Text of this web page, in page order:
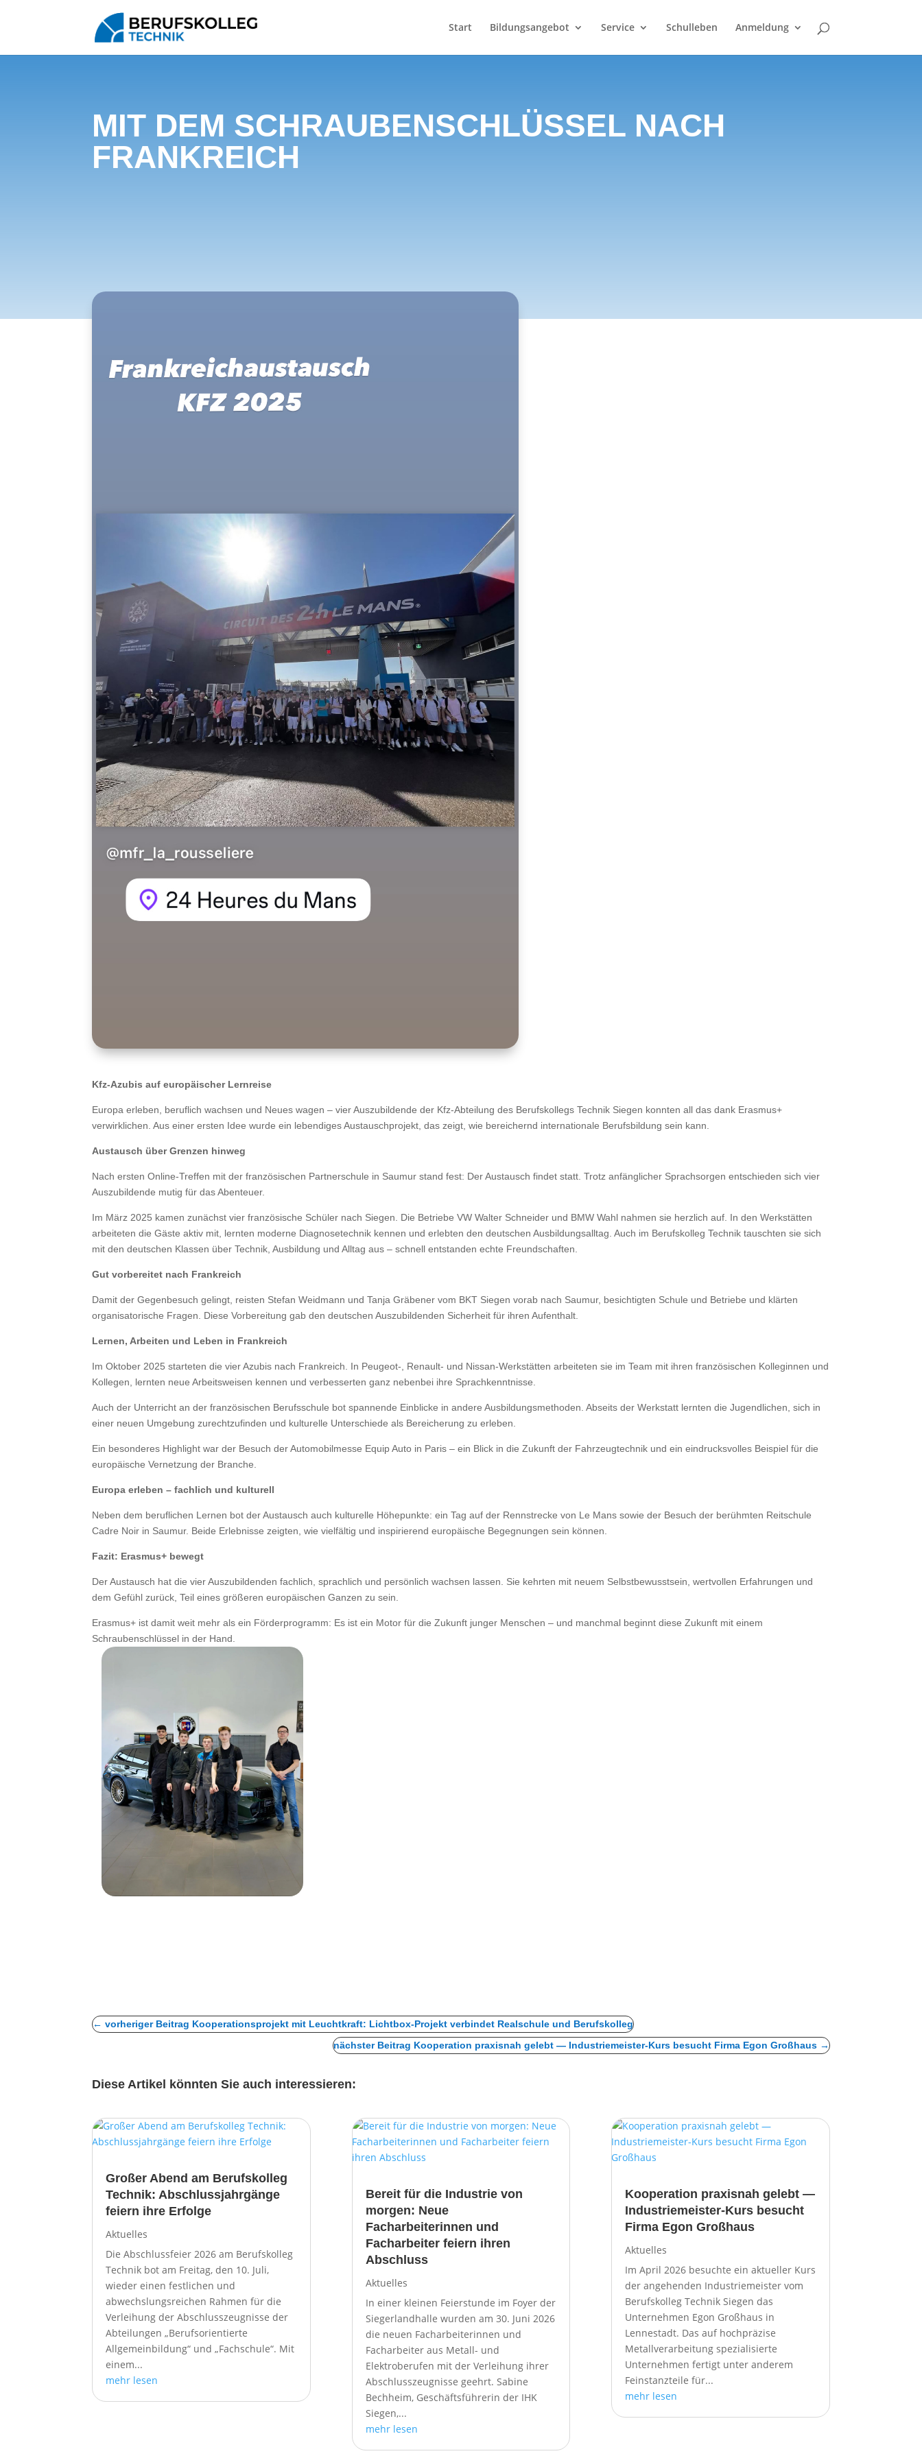
Start Bildungsangebot Service Schulleben Anmeldung
MIT DEM SCHRAUBENSCHLÜSSEL NACH
FRANKREICH
Kfz-Azubis auf europäischer Lernreise
Europa erleben, beruflich wachsen und Neues wagen – vier Auszubildende der Kfz-Abteilung des Berufskollegs Technik Siegen konnten all das dank Erasmus+
verwirklichen. Aus einer ersten Idee wurde ein lebendiges Austauschprojekt, das zeigt, wie bereichernd internationale Berufsbildung sein kann.
Austausch über Grenzen hinweg
Nach ersten Online-Treffen mit der französischen Partnerschule in Saumur stand fest: Der Austausch findet statt. Trotz anfänglicher Sprachsorgen entschieden sich vier
Auszubildende mutig für das Abenteuer.
Im März 2025 kamen zunächst vier französische Schüler nach Siegen. Die Betriebe VW Walter Schneider und BMW Wahl nahmen sie herzlich auf. In den Werkstätten
arbeiteten die Gäste aktiv mit, lernten moderne Diagnosetechnik kennen und erlebten den deutschen Ausbildungsalltag. Auch im Berufskolleg Technik tauschten sie sich
mit den deutschen Klassen über Technik, Ausbildung und Alltag aus – schnell entstanden echte Freundschaften.
Gut vorbereitet nach Frankreich
Damit der Gegenbesuch gelingt, reisten Stefan Weidmann und Tanja Gräbener vom BKT Siegen vorab nach Saumur, besichtigten Schule und Betriebe und klärten
organisatorische Fragen. Diese Vorbereitung gab den deutschen Auszubildenden Sicherheit für ihren Aufenthalt.
Lernen, Arbeiten und Leben in Frankreich
Im Oktober 2025 starteten die vier Azubis nach Frankreich. In Peugeot-, Renault- und Nissan-Werkstätten arbeiteten sie im Team mit ihren französischen Kolleginnen und
Kollegen, lernten neue Arbeitsweisen kennen und verbesserten ganz nebenbei ihre Sprachkenntnisse.
Auch der Unterricht an der französischen Berufsschule bot spannende Einblicke in andere Ausbildungsmethoden. Abseits der Werkstatt lernten die Jugendlichen, sich in
einer neuen Umgebung zurechtzufinden und kulturelle Unterschiede als Bereicherung zu erleben.
Ein besonderes Highlight war der Besuch der Automobilmesse Equip Auto in Paris – ein Blick in die Zukunft der Fahrzeugtechnik und ein eindrucksvolles Beispiel für die
europäische Vernetzung der Branche.
Europa erleben – fachlich und kulturell
Neben dem beruflichen Lernen bot der Austausch auch kulturelle Höhepunkte: ein Tag auf der Rennstrecke von Le Mans sowie der Besuch der berühmten Reitschule
Cadre Noir in Saumur. Beide Erlebnisse zeigten, wie vielfältig und inspirierend europäische Begegnungen sein können.
Fazit: Erasmus+ bewegt
Der Austausch hat die vier Auszubildenden fachlich, sprachlich und persönlich wachsen lassen. Sie kehrten mit neuem Selbstbewusstsein, wertvollen Erfahrungen und
dem Gefühl zurück, Teil eines größeren europäischen Ganzen zu sein.
Erasmus+ ist damit weit mehr als ein Förderprogramm: Es ist ein Motor für die Zukunft junger Menschen – und manchmal beginnt diese Zukunft mit einem
Schraubenschlüssel in der Hand.
←vorheriger Beitrag Kooperationsprojekt mit Leuchtkraft: Lichtbox-Projekt verbindet Realschule und Berufskolleg
nächster Beitrag Kooperation praxisnah gelebt — Industriemeister-Kurs besucht Firma Egon Großhaus→
Diese Artikel könnten Sie auch interessieren:
Großer Abend am Berufskolleg
Technik: Abschlussjahrgänge
feiern ihre Erfolge
Aktuelles
Die Abschlussfeier 2026 am Berufskolleg
Technik bot am Freitag, den 10. Juli,
wieder einen festlichen und
abwechslungsreichen Rahmen für die
Verleihung der Abschlusszeugnisse der
Abteilungen „Berufsorientierte
Allgemeinbildung“ und „Fachschule“. Mit
einem...
mehr lesen
Bereit für die Industrie von
morgen: Neue
Facharbeiterinnen und
Facharbeiter feiern ihren
Abschluss
Aktuelles
In einer kleinen Feierstunde im Foyer der
Siegerlandhalle wurden am 30. Juni 2026
die neuen Facharbeiterinnen und
Facharbeiter aus Metall- und
Elektroberufen mit der Verleihung ihrer
Abschlusszeugnisse geehrt. Sabine
Bechheim, Geschäftsführerin der IHK
Siegen,...
mehr lesen
Kooperation praxisnah gelebt —
Industriemeister-Kurs besucht
Firma Egon Großhaus
Aktuelles
Im April 2026 besuchte ein aktueller Kurs
der angehenden Industriemeister vom
Berufskolleg Technik Siegen das
Unternehmen Egon Großhaus in
Lennestadt. Das auf hochpräzise
Metallverarbeitung spezialisierte
Unternehmen fertigt unter anderem
Feinstanzteile für...
mehr lesen